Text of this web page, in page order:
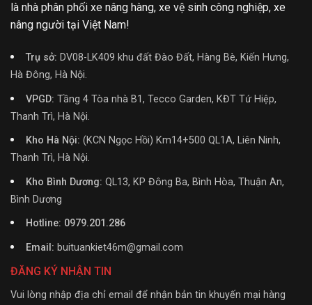
là nhà phân phối xe nâng hàng, xe vệ sinh công nghiệp, xe
nâng người tại Việt Nam!
Trụ sở: DV08-LK409 khu đất Đào Đất, Hàng Bè, Kiến Hưng,
Hà Đông, Hà Nội.
VPGD: Tầng 4 Tòa nhà B1, Tecco Garden, KĐT Tứ Hiệp,
Thanh Trì, Hà Nội.
Kho Hà Nội: (KCN Ngọc Hồi) Km14+500 QL1A, Liên Ninh,
Thanh Trì, Hà Nội.
Kho Bình Dương: QL13, KP Đông Ba, Bình Hòa, Thuận An,
Bình Dương
Hotline: 0979.201.286
Email: buituankiet46m@gmail.com
ĐĂNG KÝ NHẬN TIN
Vui lòng nhập địa chỉ email để nhận bản tin khuyến mại hàng